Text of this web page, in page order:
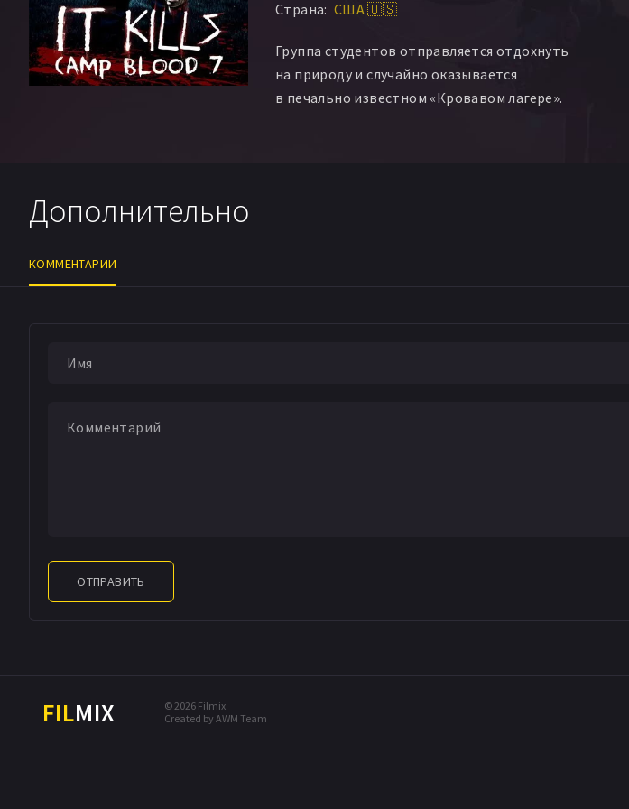
Страна: США 🇺🇸
Группа студентов отправляется отдохнуть
на природу и случайно оказывается
в печально известном «Кровавом лагере».
Дополнительно
КОММЕНТАРИИ
ОТПРАВИТЬ
FILMIX
© 2026 Filmix
Created by AWM Team